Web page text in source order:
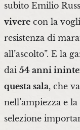
subito Emilio
vivere con la
resistenza di
all’ascolto”. E la
dai 54 anni
questa sala, che
nell’ampiezza e
selezione